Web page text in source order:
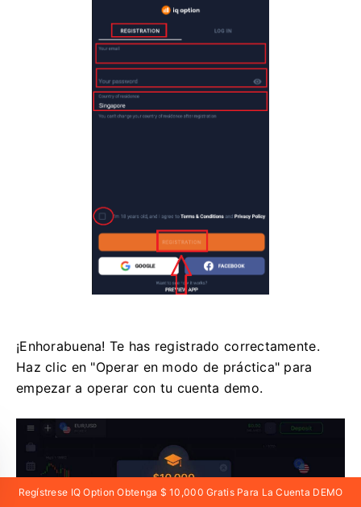
¡Enhorabuena! Te has registrado correctamente.
Haz clic en "Operar en modo de práctica" para
empezar a operar con tu cuenta demo.
Regístrese IQ Option Obtenga $ 10,000 Gratis Para La Cuenta DEMO